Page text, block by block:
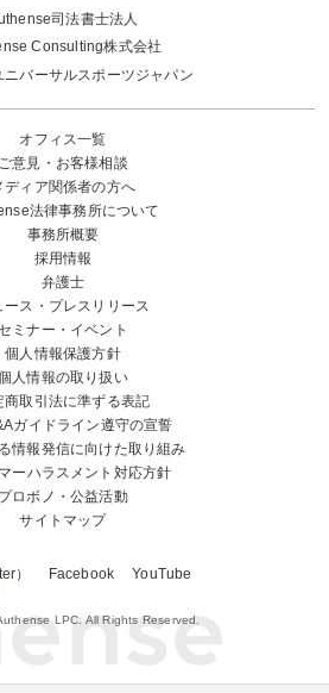
司法書士法人
Consulting株式会社
ニバーサルスポーツジャパン
オフィス一覧
ご意見・お客様相談
ディア関係者の方へ
法律事務所について
事務所概要
採用情報
弁護士
ース・プレスリリース
ミナー・イベント
個人情報保護方針
人情報の取り扱い
商取引法に準ずる表記
ガイドライン遵守の宣誓
情報発信に向けた取り組み
ーハラスメント対応方針
プロボノ・公益活動
サイトマップ
） Facebook YouTube
LPC. All Rights Reserved.